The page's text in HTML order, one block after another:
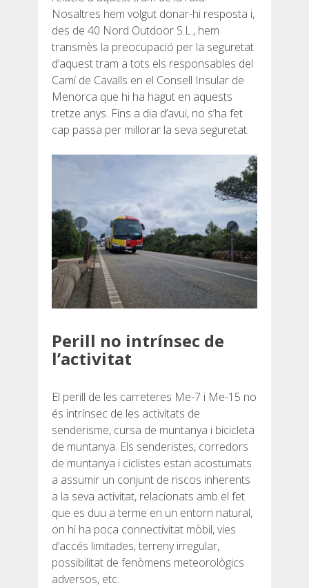
RESSENYES
BLOG
ENGLISH
FRANÇAIS
DEUTSCH
Nosaltres hem volgut donar-hi resposta i,
des de 40 Nord Outdoor S.L., hem
transmès la preocupació per la seguretat
d’aquest tram a tots els responsables del
Camí de Cavalls en el Consell Insular de
Menorca que hi ha hagut en aquests
tretze anys. Fins a dia d’avui, no s’ha fet
cap passa per millorar la seva seguretat.
Perill no intrínsec de
l’activitat
El perill de les carreteres Me-7 i Me-15 no
és intrínsec de les activitats de
senderisme, cursa de muntanya i bicicleta
de muntanya. Els senderistes, corredors
de muntanya i ciclistes estan acostumats
a assumir un conjunt de riscos inherents
a la seva activitat, relacionats amb el fet
que es duu a terme en un entorn natural,
on hi ha poca connectivitat mòbil, vies
d’accés limitades, terreny irregular,
possibilitat de fenòmens meteorològics
adversos, etc.